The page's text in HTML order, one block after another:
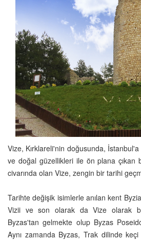
Vize, Kırklareli'nin doğusunda,
ve doğal güzellikleri ile ön plana çıkan
civarında olan Vize, zengin bir tarihi
Tarihte değişik isimlerle anılan kent
Vizii ve son olarak da Vize olarak
Byzas'tan gelmekte olup Byzas
Aynı zamanda Byzas, Trak dilinde